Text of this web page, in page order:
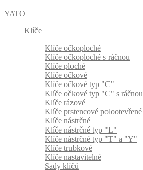
YATO
Klíče
Klíče očkoploché
Klíče očkoploché s ráčnou
Klíče ploché
Klíče očkové
Klíče očkové typ "C"
Klíče očkové typ "C" s ráčnou
Klíče rázové
Klíče prstencové polootevřené
Klíče nástrčné
Klíče nástrčné typ "L"
Klíče nástrčné typ "T" a "Y"
Klíče trubkové
Klíče nastavitelné
Sady klíčů